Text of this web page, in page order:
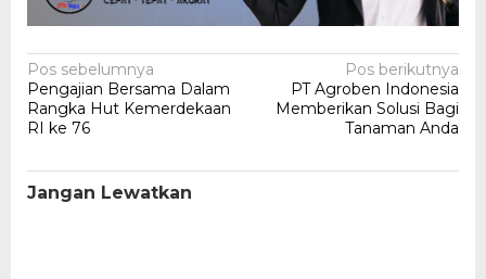
Navigasi
pos
Pos sebelumnya
Pengajian Bersama Dalam
Rangka Hut Kemerdekaan
RI ke 76
Pos berikutnya
PT Agroben Indonesia
Memberikan Solusi Bagi
Tanaman Anda
Jangan Lewatkan